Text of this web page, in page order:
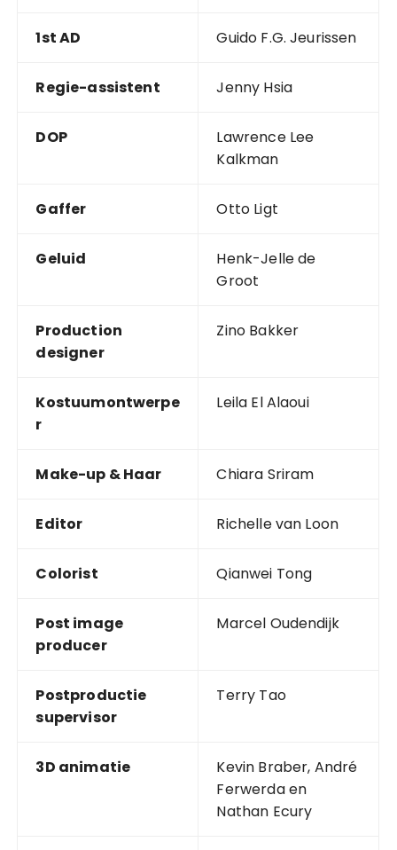
1st AD Guido F.G. Jeurissen
Regie-assistent Jenny Hsia
DOP
Lawrence Lee
Kalkman
Gaffer Otto Ligt
Geluid
Henk-Jelle de
Groot
Production
designer
Zino Bakker
Kostuumontwerpe
r
Leila El Alaoui
Make-up & Haar Chiara Sriram
Editor Richelle van Loon
Colorist Qianwei Tong
Post image
producer
Marcel Oudendijk
Postproductie
supervisor
Terry Tao
3D animatie
Kevin Braber, André
Ferwerda en
Nathan Ecury